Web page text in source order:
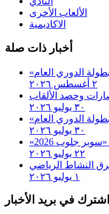
الألعاب الأخرى
الاكاديمية
أخبار ذات صلة
الدوري العام
٢ أغسطس ٢٠٢٦
وحصد الألقاب
٣٠ يوليو ٢٠٢٦
الدوري العام
٣٠ يوليو ٢٠٢٦
٢٢ يوليو ٢٠٢٦
النشاط الرياضي
١ يوليو ٢٠٢٦
اشترك في بريد الأخبار